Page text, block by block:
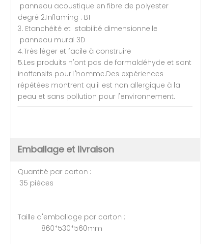
panneau acoustique en fibre de polyester
degré 2.Inflaming : B1
3. Etanchéité et stabilité dimensionnelle
panneau mural 3D
4.Très léger et facile à construire
5.Les produits n'ont pas de formaldéhyde et sont
inoffensifs pour l'homme.Des expériences
répétées montrent qu'il est non allergique à la
peau et sans pollution pour l'environnement.
Emballage et livraison
Quantité par carton :
35 pièces
Taille d'emballage par carton :
860*530*560mm